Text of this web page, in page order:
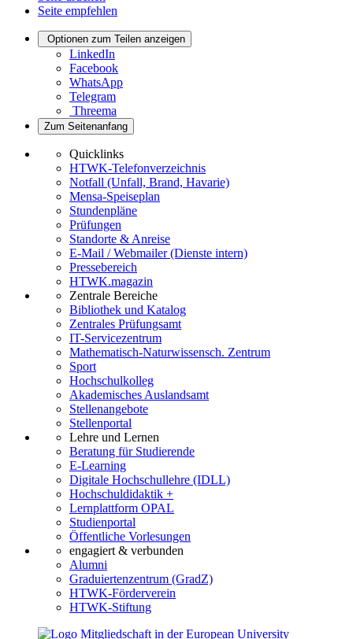
Seite empfehlen
Optionen zum Teilen anzeigen
LinkedIn
Facebook
WhatsApp
Telegram
Threema
Zum Seitenanfang
Quicklinks
HTWK-Telefonverzeichnis
Notfall (Unfall, Brand, Havarie)
Mensa-Speiseplan
Stundenpläne
Prüfungen
Standorte & Anreise
E-Mail / Webmailer (Dienste intern)
Pressebereich
HTWK.magazin
Zentrale Bereiche
Bibliothek und Katalog
Zentrales Prüfungsamt
IT-Servicezentrum
Mathematisch-Naturwissensch. Zentrum
Sport
Hochschulkolleg
Akademisches Auslandsamt
Stellenangebote
Stellenportal
Lehre und Lernen
Beratung für Studierende
E-Learning
Digitale Hochschullehre (IDLL)
Hochschuldidaktik +
Lernplattform OPAL
Studienportal
Öffentliche Vorlesungen
engagiert & verbunden
Alumni
Graduiertenzentrum (GradZ)
HTWK-Förderverein
HTWK-Stiftung